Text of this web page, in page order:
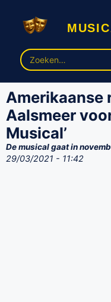
Zoek
naar:
Amerikaanse
Aalsmeer
Musical’
De musical gaat in
29/03/2021 - 11:42